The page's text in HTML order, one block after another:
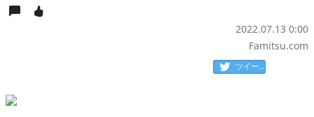
2022.07.13 0:00
Famitsu.com
ツイート